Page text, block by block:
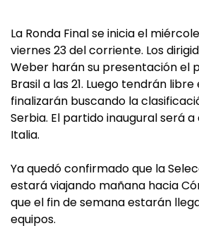
La Ronda Final se inicia el
viernes 23 del corriente. Los
Weber harán su presentación el
Brasil a las 21. Luego tendrán libre
finalizarán buscando la
Serbia. El partido inaugural será
Italia.
Ya quedó confirmado que la
estará viajando mañana hacia
que el fin de semana estarán
equipos.